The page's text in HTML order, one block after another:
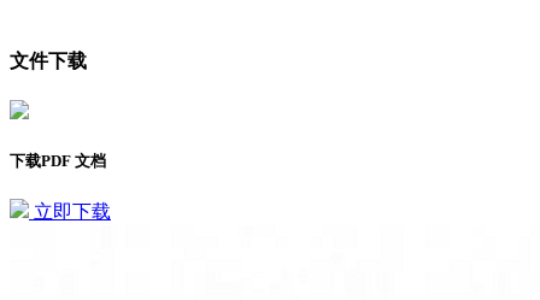
文件下载
下载PDF 文档
立即下载